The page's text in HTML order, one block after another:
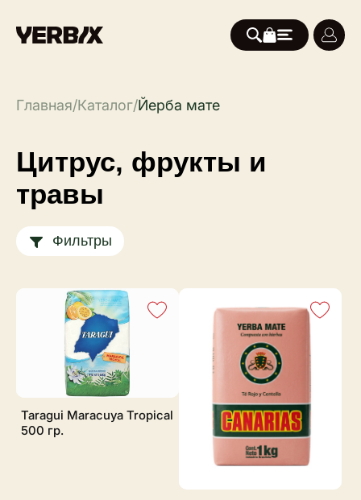
Главная/Каталог/Йерба мате
Цитрус, фрукты и
травы
Фильтры
Taragui Maracuya Tropical
500 гр.